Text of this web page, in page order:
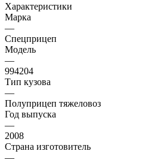
Характеристики
Марка
—
Спецприцеп
Модель
—
994204
Тип кузова
—
Полуприцеп тяжеловоз
Год выпуска
—
2008
Страна изготовитель
—